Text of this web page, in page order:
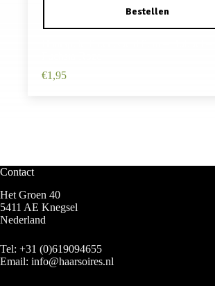
€1,95
Contact
Het Groen 40
5411 AE Knegsel
Nederland
Tel: +31 (0)619094655
Email: info@haarsoires.nl